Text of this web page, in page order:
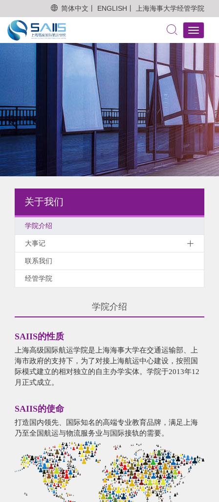
简体中文丨 ENGLISH丨 上海海事大学经管学院
Toggle
关于我们
学院介绍
大事记
联系我们
经管学院
学院介绍
SAIIS的性质
上海高级国际航运学院是上海海事大学在交通运输部、上
海市政府的支持下，为了对接上海航运中心建设，按照国
际模式建立的相对独立的自主办学实体。学院于2013年12
月正式成立。
SAIIS的使命
打造国内领先、国际知名的高端专业教育品牌，满足上海
乃至全国航运与物流服务业与国际接轨的需要。